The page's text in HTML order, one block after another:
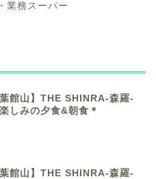
業務スーパー
葉館山】THE SHINRA-森羅-
しみの夕食&朝食＊
葉館山】THE SHINRA-森羅-